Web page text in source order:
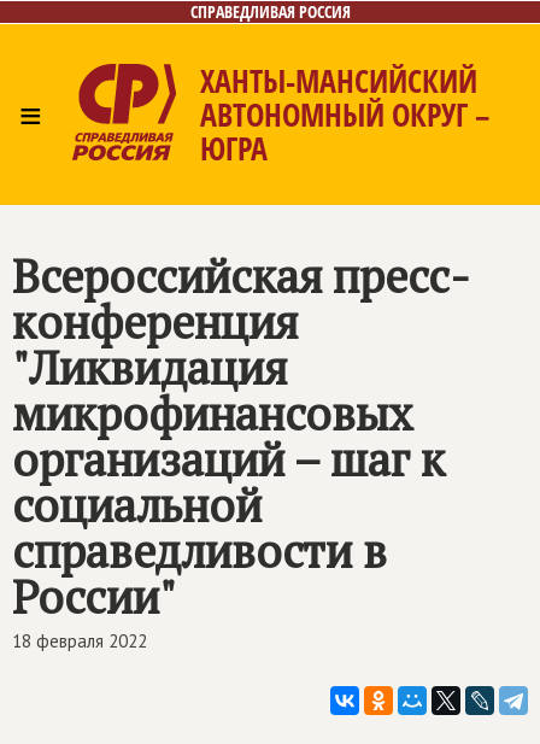
СПРАВЕДЛИВАЯ РОССИЯ
≡
ХАНТЫ-МАНСИЙСКИЙ
АВТОНОМНЫЙ ОКРУГ –
ЮГРА
Контакты
Всероссийская пресс-
конференция
"Ликвидация
микрофинансовых
организаций – шаг к
социальной
справедливости в
России"
18 февраля 2022